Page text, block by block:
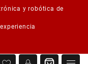
y robótica de